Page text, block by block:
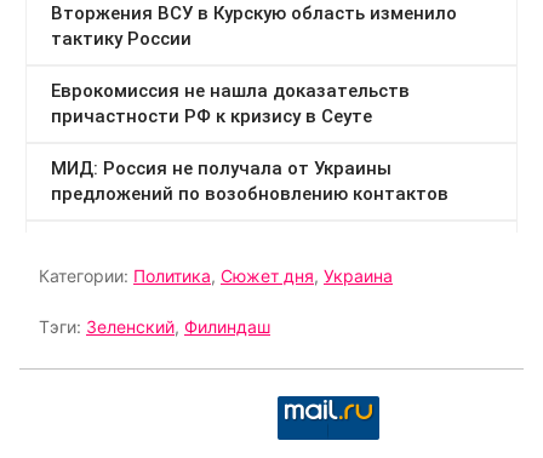
Категории: Политика, Сюжет дня, Украина
Тэги: Зеленский, Филиндаш